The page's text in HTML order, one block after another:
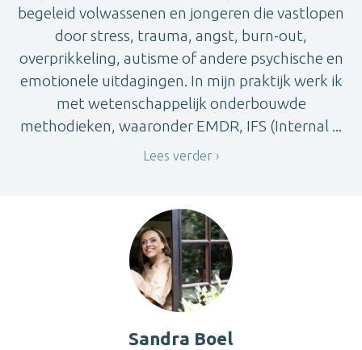
begeleid volwassenen en jongeren die vastlopen
door stress, trauma, angst, burn-out,
overprikkeling, autisme of andere psychische en
emotionele uitdagingen. In mijn praktijk werk ik
met wetenschappelijk onderbouwde
methodieken, waaronder EMDR, IFS (Internal ...
Lees verder
Sandra Boel